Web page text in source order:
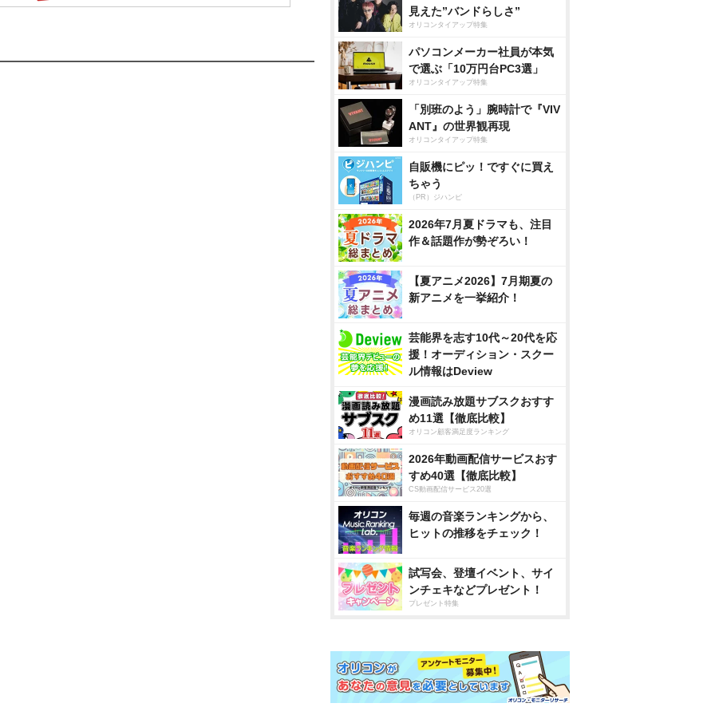
見えた”バンドらしさ”
オリコンタイアップ特集
パソコンメーカー社員が本気
で選ぶ「10万円台PC3選」
オリコンタイアップ特集
「別班のよう」腕時計で『VIV
ANT』の世界観再現
オリコンタイアップ特集
自販機にピッ！ですぐに買え
ちゃう
（PR）ジハンピ
2026年7月夏ドラマも、注目
作＆話題作が勢ぞろい！
【夏アニメ2026】7月期夏の
新アニメを一挙紹介！
芸能界を志す10代～20代を応
援！オーディション・スクー
ル情報はDeview
漫画読み放題サブスクおすす
め11選【徹底比較】
オリコン顧客満足度ランキング
2026年動画配信サービスおす
すめ40選【徹底比較】
CS動画配信サービス20選
毎週の音楽ランキングから、
ヒットの推移をチェック！
試写会、登壇イベント、サイ
ンチェキなどプレゼント！
プレゼント特集